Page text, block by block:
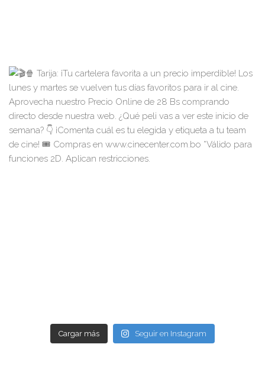
Cargar más Seguir en Instagram